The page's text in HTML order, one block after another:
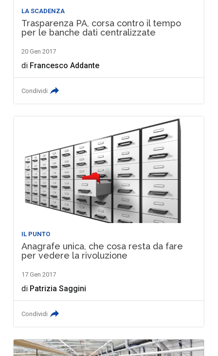
LA SCADENZA
Trasparenza PA, corsa contro il tempo
per le banche dati centralizzate
20 Gen 2017
di Francesco Addante
Condividi
IL PUNTO
Anagrafe unica, che cosa resta da fare
per vedere la rivoluzione
17 Gen 2017
di Patrizia Saggini
Condividi